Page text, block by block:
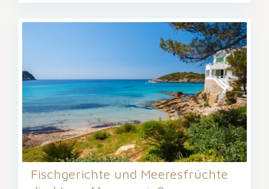
Fischgerichte und Meeresfrüchte